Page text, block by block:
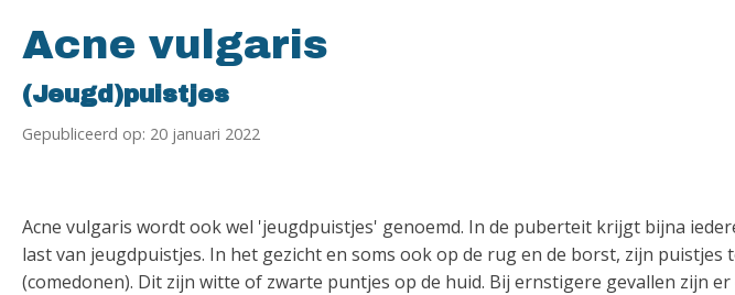
Acne vulgaris
(Jeugd)puistjes
Gepubliceerd op: 20 januari 2022
Acne vulgaris wordt ook wel 'jeugdpuistjes' genoemd. In de puberteit krijgt bijna
last van jeugdpuistjes. In het gezicht en soms ook op de rug en de borst, zijn puistjes
(comedonen). Dit zijn witte of zwarte puntjes op de huid. Bij ernstigere gevallen zijn